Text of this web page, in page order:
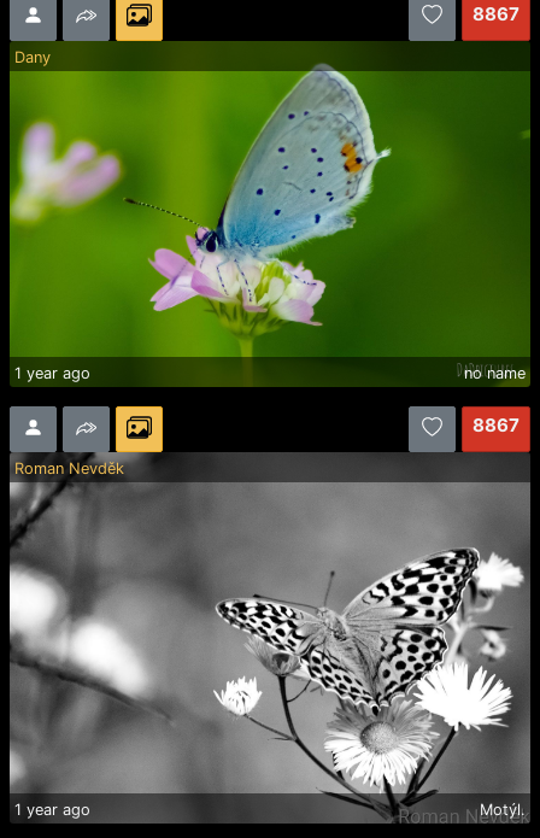
8867
Dany
1 year ago no name
8867
Roman Nevděk
1 year ago Motýl.